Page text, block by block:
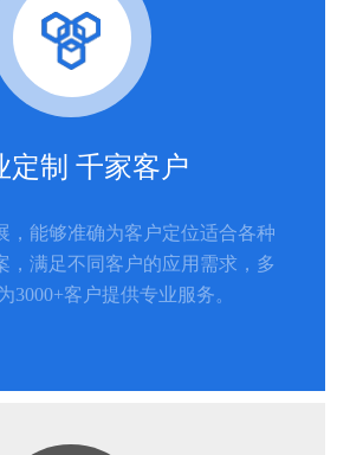
定制 千家客户
，能够准确为客户定位适合各种
，满足不同客户的应用需求，多
3000+客户提供专业服务。